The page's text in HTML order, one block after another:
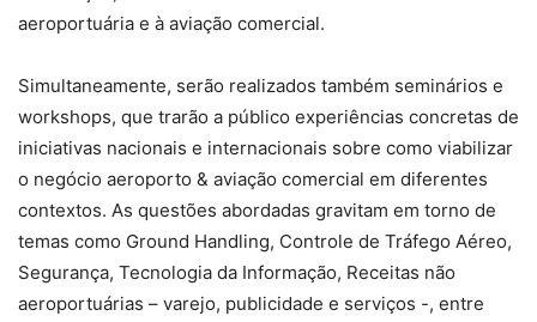
aeroportuária e à aviação comercial.
Simultaneamente, serão realizados também seminários e
workshops, que trarão a público experiências concretas de
iniciativas nacionais e internacionais sobre como viabilizar
o negócio aeroporto & aviação comercial em diferentes
contextos. As questões abordadas gravitam em torno de
temas como Ground Handling, Controle de Tráfego Aéreo,
Segurança, Tecnologia da Informação, Receitas não
aeroportuárias – varejo, publicidade e serviços -, entre